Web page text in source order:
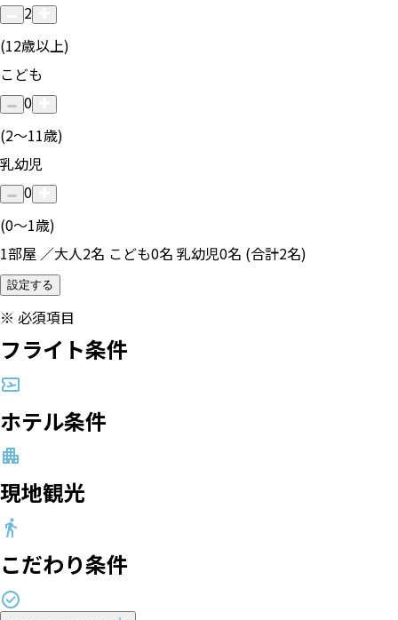
2
(12歳以上)
こども
0
(2〜11歳)
乳幼児
0
(0〜1歳)
1部屋 ／大人2名 こども0名 乳幼児0名 (合計2名)
設定する
※ 必須項目
フライト条件
ホテル条件
現地観光
こだわり条件